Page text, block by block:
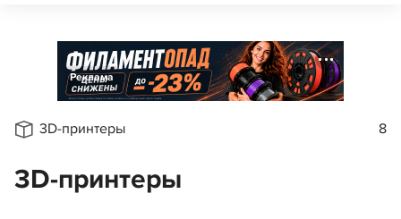
Реклама
3D-принтеры 8
3D-принтеры